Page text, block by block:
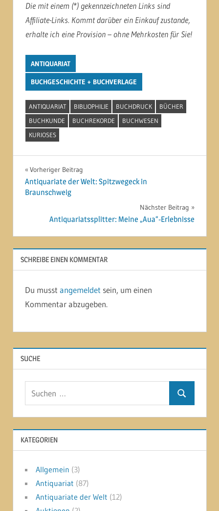
Die mit einem (*) gekennzeichneten Links sind
Affiliate-Links. Kommt darüber ein Einkauf zustande,
erhalte ich eine Provision – ohne Mehrkosten für Sie!
ANTIQUARIAT
BUCHGESCHICHTE + BUCHVERLAGE
ANTIQUARIAT BIBLIOPHILIE BUCHDRUCK
BÜCHER
BUCHKUNDE
BUCHREKORDE
BUCHWESEN
KURIOSES
Beitragsnavigation
Vorheriger Beitrag
Antiquariate der Welt: Spitzwegeck in
Braunschweig
Nächster Beitrag
Antiquariatssplitter: Meine „Aua“-Erlebnisse
SCHREIBE EINEN KOMMENTAR
Du musst angemeldetsein, um einen
Kommentar abzugeben.
SUCHE
Suchen
KATEGORIEN
Allgemein (3)
Antiquariat (87)
Antiquariate der Welt (12)